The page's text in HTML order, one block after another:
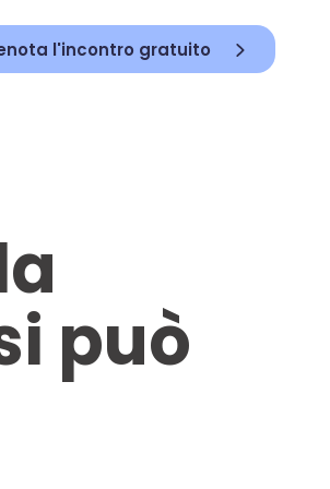
l'incontro gratuito
può